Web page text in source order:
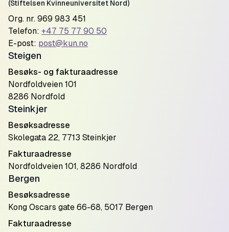
(Stiftelsen Kvinneuniversitet Nord)
Org. nr. 969 983 451
Telefon: +47 75 77 90 50
E-post: post@kun.no
Steigen
Besøks- og fakturaadresse
Nordfoldveien 101
8286 Nordfold
Steinkjer
Besøksadresse
Skolegata 22, 7713 Steinkjer
Fakturaadresse
Nordfoldveien 101, 8286 Nordfold
Bergen
Besøksadresse
Kong Oscars gate 66-68, 5017 Bergen
Fakturaadresse